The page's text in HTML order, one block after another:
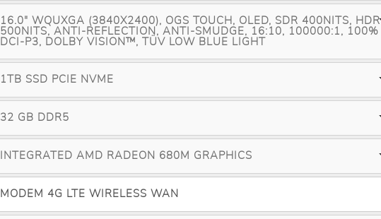
16.0" WQUXGA (3840X2400), OGS TOUCH, OLED, SDR 400NITS, HDR
500NITS, ANTI-REFLECTION, ANTI-SMUDGE, 16:10, 100000:1, 100%
DCI-P3, DOLBY VISION™, TÜV LOW BLUE LIGHT
1TB SSD PCIE NVME
32 GB DDR5
INTEGRATED AMD RADEON 680M GRAPHICS
MODEM 4G LTE WIRELESS WAN